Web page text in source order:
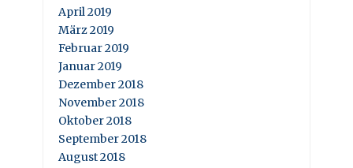
April 2019
März 2019
Februar 2019
Januar 2019
Dezember 2018
November 2018
Oktober 2018
September 2018
August 2018